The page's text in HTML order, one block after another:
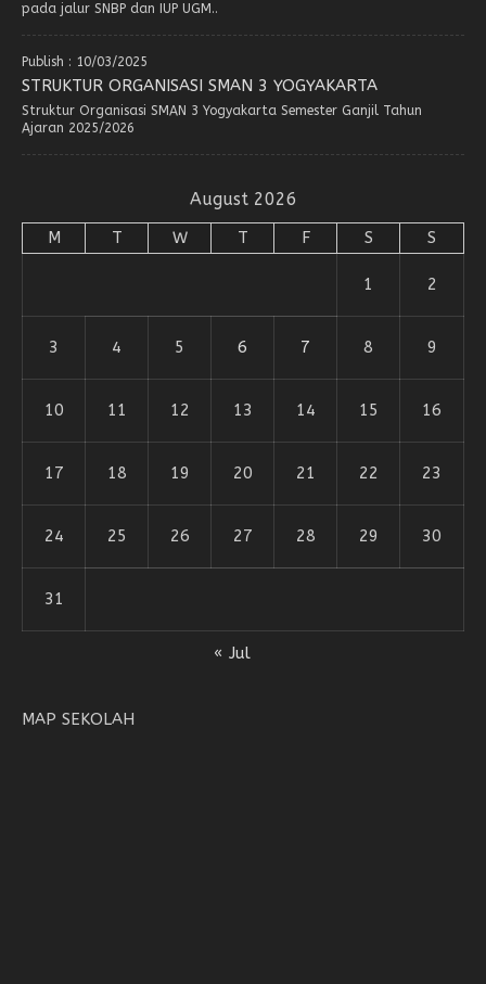
pada jalur SNBP dan IUP UGM..
Publish : 10/03/2025
STRUKTUR ORGANISASI SMAN 3 YOGYAKARTA
Struktur Organisasi SMAN 3 Yogyakarta Semester Ganjil Tahun
Ajaran 2025/2026
August 2026
M T W T F S S
1 2
3 4 5 6 7 8 9
10 11 12 13 14 15 16
17 18 19 20 21 22 23
24 25 26 27 28 29 30
31
« Jul
MAP SEKOLAH